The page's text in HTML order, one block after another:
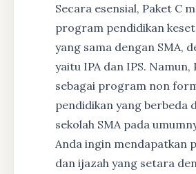
Secara esensial, Paket C
program pendidikan
yang sama dengan SMA,
yaitu IPA dan IPS. Namun,
sebagai program non
pendidikan yang berbeda
sekolah SMA pada
Anda ingin mendapatkan
dan ijazah yang setara